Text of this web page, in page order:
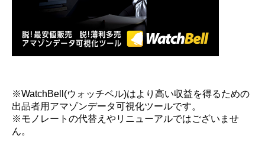
※WatchBell(ウォッチベル)はより高い収益を得るための
出品者用アマゾンデータ可視化ツールです。
※モノレートの代替えやリニューアルではございませ
ん。